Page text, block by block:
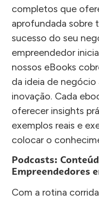
completos que
aprofundada sobre
sucesso do seu
empreendedor
nossos eBooks
da ideia de negócio
inovação. Cada
oferecer insights
exemplos reais e
colocar o
Podcasts:
Empreendedores
Com a rotina